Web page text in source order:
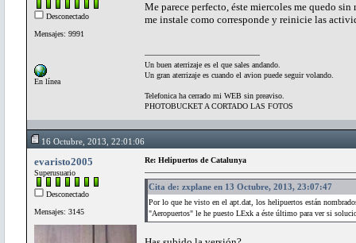
Desconectado
Mensajes: 9991
En línea
Me parece perfecto, éste miercoles me quedo
me instale como corresponde y reinicie las
Un buen aterrizaje es el que sales andando.
Un gran aterrizaje es cuando el avion puede seguir volando.
Telefonica ha cerrado mi WEB sin preaviso.
PHOTOBUCKET A CORTADO LAS FOTOS
16 Octubre, 2013, 22:01:06
evaristo2005
Superusuario
Desconectado
Mensajes: 3145
Re: Helipuertos de Catalunya
Cita de: zxplane en 13 Octubre, 2013, 23:07:47
Por lo que he visto en el apt.dat, los helipuertos están
"Aeropuertos" le he puesto LExk a éste último para ver si